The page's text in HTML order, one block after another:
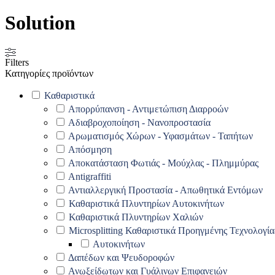
Solution
Filters
Κατηγορίες προϊόντων
Καθαριστικά
Απορρύπανση - Αντιμετώπιση Διαρροών
Αδιαβροχοποίηση - Νανοπροστασία
Αρωματισμός Χώρων - Υφασμάτων - Ταπήτων
Απόσμηση
Αποκατάσταση Φωτιάς - Μούχλας - Πλημμύρας
Antigraffiti
Αντιαλλεργική Προστασία - Απωθητικά Εντόμων
Καθαριστικά Πλυντηρίων Αυτοκινήτων
Καθαριστικά Πλυντηρίων Χαλιών
Microsplitting Καθαριστικά Προηγμένης
Αυτοκινήτων
Δαπέδων και Ψευδοροφών
Ανωξείδωτων και Γυάλινων Επιφανειών